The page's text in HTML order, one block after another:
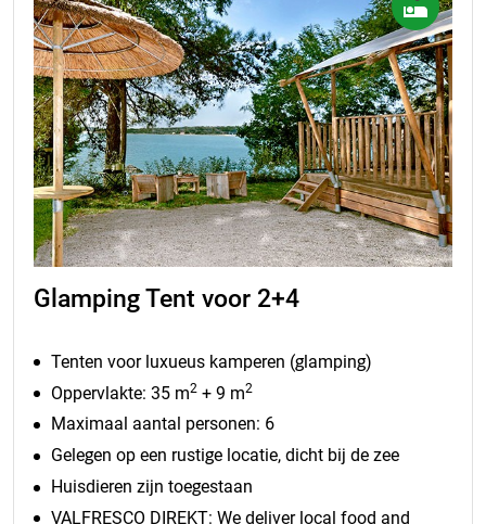
Glamping Tent voor 2+4
Tenten voor luxueus kamperen (glamping)
Oppervlakte: 35 m2 + 9 m2
Maximaal aantal personen: 6
Gelegen op een rustige locatie, dicht bij de zee
Huisdieren zijn toegestaan
VALFRESCO DIREKT: We deliver local food and